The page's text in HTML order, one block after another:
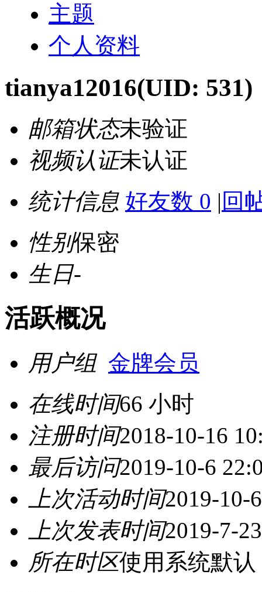
主题
个人资料
tianya12016(UID: 531)
邮箱状态未验证
视频认证未认证
统计信息 好友数 0 | 回
性别保密
生日-
活跃概况
用户组 金牌会员
在线时间66 小时
注册时间2018-10-16
最后访问2019-10-6
上次活动时间2019-10-
上次发表时间2019-7-
所在时区使用系统默认